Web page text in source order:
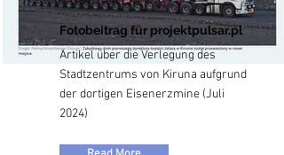
Fotobeitrag für projektpulsar.pl
Artikel über die Verlegung des
Stadtzentrums von Kiruna aufgrund
der dortigen Eisenerzmine (Juli
2024)